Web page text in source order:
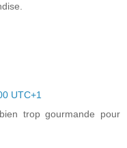
UTC+1
trop gourmande pour